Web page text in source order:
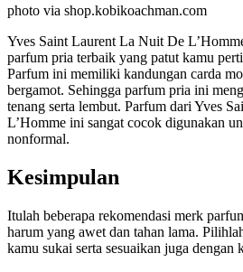
photo via shop.kobikoachman.com
Yves Saint Laurent La Nuit De
parfum pria terbaik yang patut kamu
Parfum ini memiliki kandungan carda
bergamot. Sehingga parfum pria ini
tenang serta lembut. Parfum dari Yves
L’Homme ini sangat cocok digunakan
nonformal.
Kesimpulan
Itulah beberapa rekomendasi merk
harum yang awet dan tahan lama.
kamu sukai serta sesuaikan juga dengan